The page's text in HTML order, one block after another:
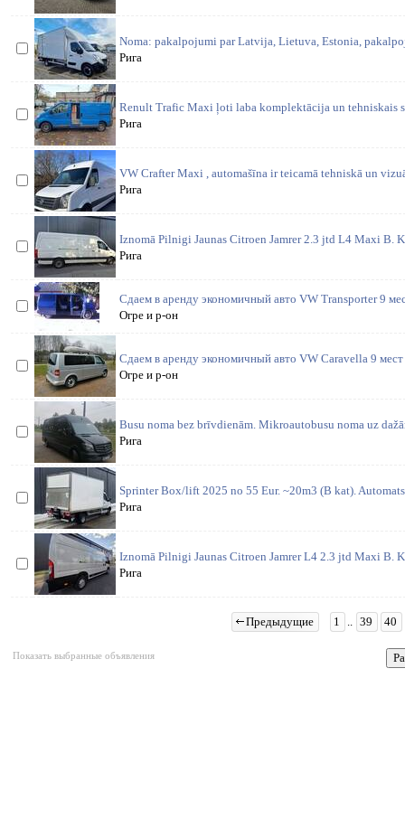
Noma: pakalpojumi par Latvija, Lietuva, Estonia,
Рига
Renult Trafic Maxi ļoti laba komplektācija un tehniskais
Рига
VW Crafter Maxi , automašīna ir teicamā tehniskā un
Рига
Iznomā Pilnigi Jaunas Citroen Jamrer 2.3 jtd L4 Maxi B.
Рига
Сдаем в аренду экономичный авто VW Transporter 9
Огре и р-он
Сдаем в аренду экономичный авто VW Caravella 9 мест
Огре и р-он
Busu noma bez brīvdienām. Mikroautobusu noma uz
Рига
Sprinter Box/lift 2025 no 55 Eur. ~20m3 (B kat).
Рига
Iznomā Pilnigi Jaunas Citroen Jamrer L4 2.3 jtd Maxi B.
Рига
Предыдущие 1 .. 39 40
Показать выбранные объявления